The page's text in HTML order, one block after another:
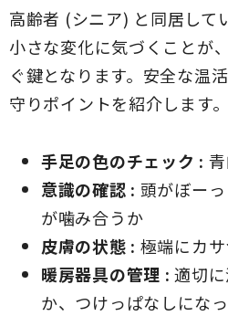
は、寒
にする
す。寒
するた
管が狭
なるた
す。こ
こる可
ニア)
圧急変
ことで
このコ
トショ
高齢者 (シニア) と同居して
小さな変化に気づくことが
ぐ鍵となります。安全な温
守りポイントを紹介します。
手足の色のチェック :
意識の確認 : 頭がぼー
が噛み合うか
皮膚の状態 : 極端にカ
暖房器具の管理 :適切
か、つけっぱなしにな